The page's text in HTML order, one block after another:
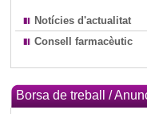
Notícies d'actualitat
Consell farmacèutic
Borsa de treball /